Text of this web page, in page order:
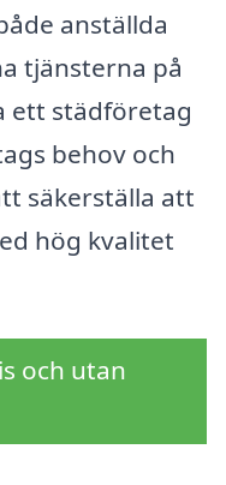
anställda
tjänsterna på
ett städföretag
behov och
säkerställa att
hög kvalitet
och utan